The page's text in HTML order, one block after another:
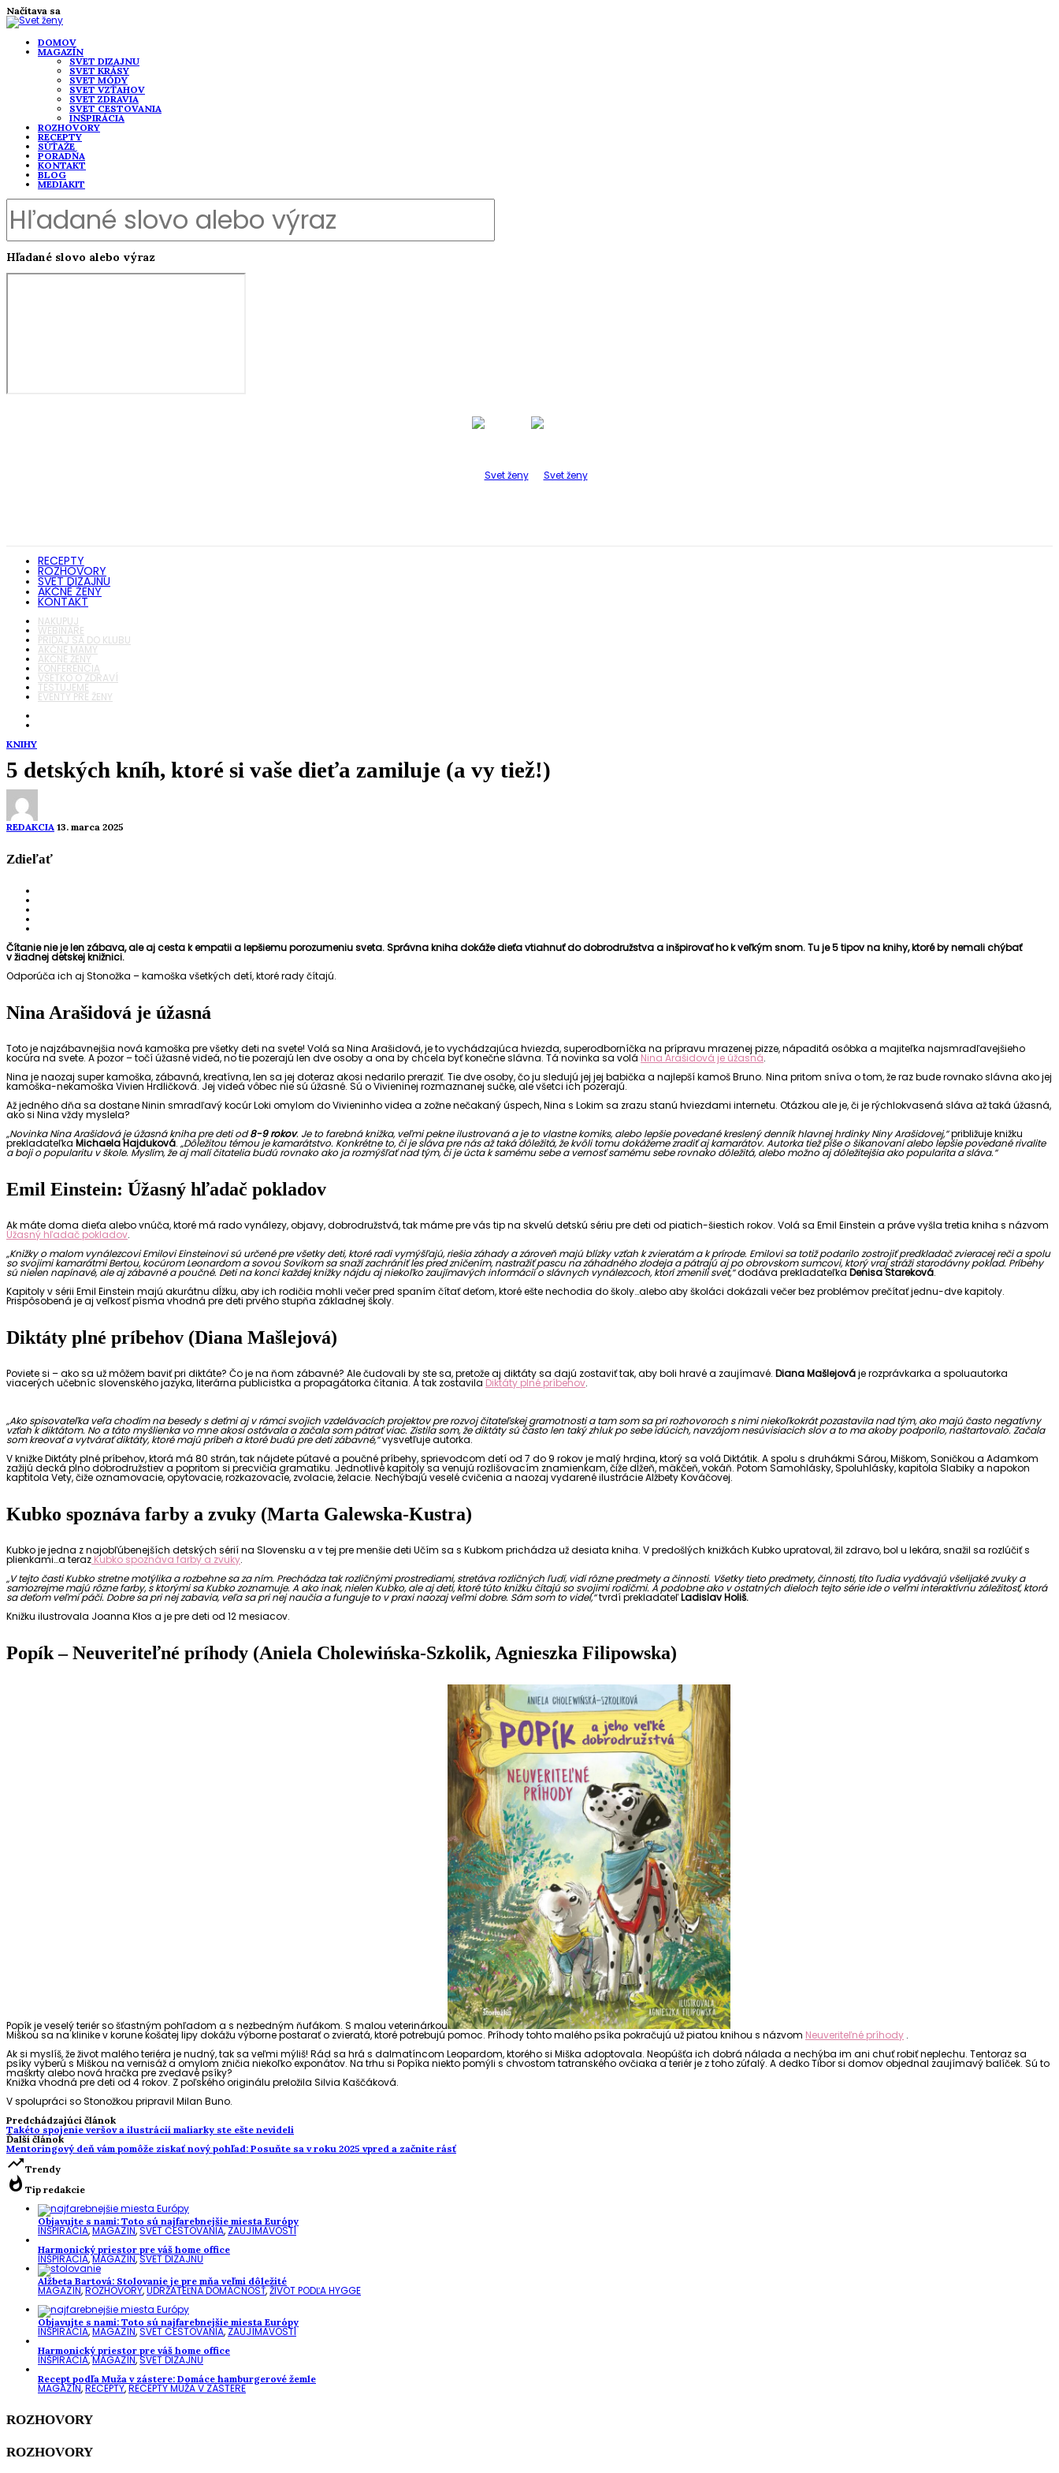
Načítava sa
DOMOV
MAGAZÍN
SVET DIZAJNU
SVET KRÁSY
SVET MÓDY
SVET VZŤAHOV
SVET ZDRAVIA
SVET CESTOVANIA
INŠPIRÁCIA
ROZHOVORY
RECEPTY
SÚŤAŽE
PORADŇA
KONTAKT
BLOG
MEDIAKIT
Hľadané slovo alebo výraz
RECEPTY
ROZHOVORY
SVET DIZAJNU
AKČNÉ ŽENY
KONTAKT
NAKUPUJ
WEBINÁRE
PRIDAJ SA DO KLUBU
AKČNÉ MAMY
AKČNÉ ŽENY
KONFERENCIA
VŠETKO O ZDRAVÍ
TESTUJEME
EVENTY PRE ŽENY
KNIHY
5 detských kníh, ktoré si vaše dieťa zamiluje (a vy tiež!)
REDAKCIA 13. marca 2025
Zdieľať
Čítanie nie je len zábava, ale aj cesta k empatii a lepšiemu porozumeniu sveta. Správna kniha dokáže dieťa vtiahnuť do dobrodružstva a inšpirovať ho k veľkým snom. Tu je 5 tipov na knihy, ktoré by nemali chýbať
v žiadnej detskej knižnici.
Odporúča ich aj Stonožka – kamoška všetkých detí, ktoré rady čítajú.
Nina Arašidová je úžasná
Toto je najzábavnejšia nová kamoška pre všetky deti na svete! Volá sa Nina Arašidová, je to vychádzajúca hviezda, superodborníčka na prípravu mrazenej pizze, nápaditá osôbka a majiteľka najsmradľavejšieho
kocúra na svete. A pozor – točí úžasné videá, no tie pozerajú len dve osoby a ona by chcela byť konečne slávna. Tá novinka sa volá Nina Arašidová je úžasná.
Nina je naozaj super kamoška, zábavná, kreatívna, len sa jej doteraz akosi nedarilo preraziť. Tie dve osoby, čo ju sledujú jej jej babička a najlepší kamoš Bruno. Nina pritom sníva o tom, že raz bude rovnako slávna ako jej
kamoška-nekamoška Vivien Hrdličková. Jej videá vôbec nie sú úžasné. Sú o Vivieninej rozmaznanej sučke, ale všetci ich pozerajú.
Až jedného dňa sa dostane Ninin smradľavý kocúr Loki omylom do Vivieninho videa a zožne nečakaný úspech, Nina s Lokim sa zrazu stanú hviezdami internetu. Otázkou ale je, či je rýchlokvasená sláva až taká úžasná,
ako si Nina vždy myslela?
„Novinka Nina Arašidová je úžasná kniha pre deti od8-9 rokov. Je to farebná knižka, veľmi pekne ilustrovaná a je to vlastne komiks, alebo lepšie povedané kreslený denník hlavnej hrdinky Niny Arašidovej,“približuje knižku
prekladateľka Michaela Hajduková. „Dôležitou témou je kamarátstvo. Konkrétne to, či je sláva pre nás až taká dôležitá, že kvôli tomu dokážeme zradiť aj kamarátov. Autorka tiež píše o šikanovaní alebo lepšie povedané rivalite
a boji o popularitu v škole. Myslím, že aj malí čitatelia budú rovnako ako ja rozmýšľať nad tým, či je úcta k samému sebe a vernosť samému sebe rovnako dôležitá, alebo možno aj dôležitejšia ako popularita a sláva.“
Emil Einstein: Úžasný hľadač pokladov
Ak máte doma dieťa alebo vnúča, ktoré má rado vynálezy, objavy, dobrodružstvá, tak máme pre vás tip na skvelú detskú sériu pre deti od piatich-šiestich rokov. Volá sa Emil Einstein a práve vyšla tretia kniha s názvom
Úžasný hľadač pokladov.
„Knižky o malom vynálezcovi Emilovi Einsteinovi sú určené pre všetky deti, ktoré radi vymýšľajú, riešia záhady a zároveň majú blízky vzťah k zvieratám a k prírode. Emilovi sa totiž podarilo zostrojiť predkladač zvieracej reči a spolu
so svojimi kamarátmi Bertou, kocúrom Leonardom a sovou Sovíkom sa snaží zachrániť les pred zničením, nastražiť pascu na záhadného zlodeja a pátrajú aj po obrovskom sumcovi, ktorý vraj stráži starodávny poklad. Príbehy
sú nielen napínavé, ale aj zábavné a poučné. Deti na konci každej knižky nájdu aj niekoľko zaujímavých informácií o slávnych vynálezcoch, ktorí zmenili svet,“dodáva prekladateľka Denisa Stareková.
Kapitoly v sérii Emil Einstein majú akurátnu dĺžku, aby ich rodičia mohli večer pred spaním čítať deťom, ktoré ešte nechodia do školy…alebo aby školáci dokázali večer bez problémov prečítať jednu-dve kapitoly.
Prispôsobená je aj veľkosť písma vhodná pre deti prvého stupňa základnej školy.
Diktáty plné príbehov (Diana Mašlejová)
Poviete si – ako sa už môžem baviť pri diktáte? Čo je na ňom zábavné? Ale čudovali by ste sa, pretože aj diktáty sa dajú zostaviť tak, aby boli hravé a zaujímavé. Diana Mašlejováje rozprávkarka a spoluautorka
viacerých učebníc slovenského jazyka, literárna publicistka a propagátorka čítania. A tak zostavila Diktáty plné príbehov.
„Ako spisovateľka veľa chodím na besedy s deťmi aj v rámci svojich vzdelávacích projektov pre rozvoj čitateľskej gramotnosti a tam som sa pri rozhovoroch s nimi niekoľkokrát pozastavila nad tým, ako majú často negatívny
vzťah k diktátom. No a táto myšlienka vo mne akosi ostávala a začala som pátrať viac. Zistila som, že diktáty sú často len taký zhluk po sebe idúcich, navzájom nesúvisiacich slov a to ma akoby podporilo, naštartovalo. Začala
som kreovať a vytvárať diktáty, ktoré majú príbeh a ktoré budú pre deti zábavné,“vysvetľuje autorka.
V knižke Diktáty plné príbehov, ktorá má 80 strán, tak nájdete pútavé a poučné príbehy, sprievodcom detí od 7 do 9 rokov je malý hrdina, ktorý sa volá Diktátik. A spolu s druhákmi Sárou, Miškom, Soničkou a Adamkom
zažijú decká plno dobrodružstiev a popritom si precvičia gramatiku. Jednotlivé kapitoly sa venujú rozlišovacím znamienkam, čiže dĺžeň, mäkčeň, vokáň. Potom Samohlásky, Spoluhlásky, kapitola Slabiky a napokon
kaptitola Vety, čiže oznamovacie, opytovacie, rozkazovacie, zvolacie, želacie. Nechýbajú veselé cvičenia a naozaj vydarené ilustrácie Alžbety Kováčovej.
Kubko spoznáva farby a zvuky (Marta Galewska-Kustra)
Kubko je jedna z najobľúbenejších detských sérií na Slovensku a v tej pre menšie deti Učím sa s Kubkom prichádza už desiata kniha. V predošlých knižkách Kubko upratoval, žil zdravo, bol u lekára, snažil sa rozlúčiť s
plienkami…a teraz Kubko spoznáva farby a zvuky.
„V tejto časti Kubko stretne motýlika a rozbehne sa za ním. Prechádza tak rozličnými prostrediami, stretáva rozličných ľudí, vidí rôzne predmety a činnosti. Všetky tieto predmety, činnosti, títo ľudia vydávajú všelijaké zvuky a
samozrejme majú rôzne farby, s ktorými sa Kubko zoznamuje. A ako inak, nielen Kubko, ale aj deti, ktoré túto knižku čítajú so svojimi rodičmi. A podobne ako v ostatných dieloch tejto série ide o veľmi interaktívnu záležitosť, ktorá
sa deťom veľmi páči. Dobre sa pri nej zabavia, veľa sa pri nej naučia a funguje to v praxi naozaj veľmi dobre. Sám som to videl,“tvrdí prekladateľLadislav Holiš.
Knižku ilustrovala Joanna Kłos a je pre deti od 12 mesiacov.
Popík – Neuveriteľné príhody (Aniela Cholewińska-Szkolik, Agnieszka Filipowska)
Popík je veselý teriér so šťastným pohľadom a s nezbedným ňufákom. S malou veterinárkou
Miškou sa na klinike v korune košatej lipy dokážu výborne postarať o zvieratá, ktoré potrebujú pomoc. Príhody tohto malého psíka pokračujú už piatou knihou s názvom Neuveriteľné príhody .
Ak si myslíš, že život malého teriéra je nudný, tak sa veľmi mýliš! Rád sa hrá s dalmatíncom Leopardom, ktorého si Miška adoptovala. Neopúšťa ich dobrá nálada a nechýba im ani chuť robiť neplechu. Tentoraz sa
psíky vyberú s Miškou na vernisáž a omylom zničia niekoľko exponátov. Na trhu si Popíka niekto pomýli s chvostom tatranského ovčiaka a teriér je z toho zúfalý. A dedko Tibor si domov objednal zaujímavý balíček. Sú to
maškrty alebo nová hračka pre zvedavé psíky?
Knižka vhodná pre deti od 4 rokov. Z poľského originálu preložila Silvia Kaščáková.
V spolupráci so Stonožkou pripravil Milan Buno.
Predchádzajúci článok
Takéto spojenie veršov a ilustrácií maliarky ste ešte nevideli
Ďalší článok
Mentoringový deň vám pomôže získať nový pohľad: Posuňte sa v roku 2025 vpred a začnite rásť
trending_upTrendy
whatshot Tip redakcie
Objavujte s nami: Toto sú najfarebnejšie miesta Európy
INŠPIRÁCIA,MAGAZÍN,SVET CESTOVANIA,ZAUJÍMAVOSTI
Harmonický priestor pre váš home office
INŠPIRÁCIA,MAGAZÍN,SVET DIZAJNU
Alžbeta Bartová: Stolovanie je pre mňa veľmi dôležité
MAGAZÍN,ROZHOVORY,UDRŽATEĽNÁ DOMÁCNOSŤ,ŽIVOT PODĽA HYGGE
Objavujte s nami: Toto sú najfarebnejšie miesta Európy
INŠPIRÁCIA,MAGAZÍN,SVET CESTOVANIA,ZAUJÍMAVOSTI
Harmonický priestor pre váš home office
INŠPIRÁCIA,MAGAZÍN,SVET DIZAJNU
Recept podľa Muža v zástere: Domáce hamburgerové žemle
MAGAZÍN,RECEPTY,RECEPTY MUŽA V ZÁSTERE
ROZHOVORY
ROZHOVORY